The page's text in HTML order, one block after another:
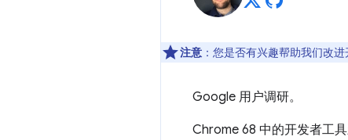
注意 ：您是否有兴趣帮助我们改
Google 用户调研。
Chrome 68 中的开发者工具